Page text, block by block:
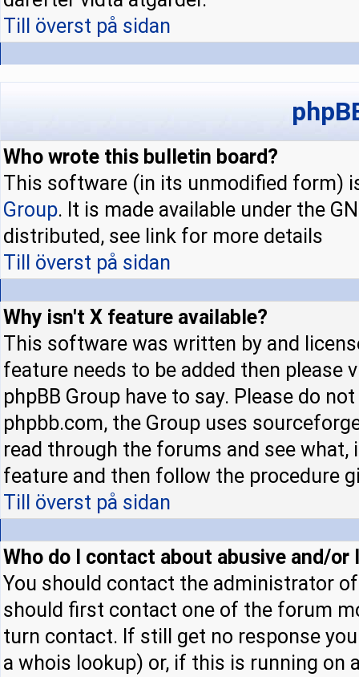
Till överst på sidan
Who wrote this bulletin board?
This software (in its unmodified form)
Group. It is made available under the
distributed, see link for more details
Till överst på sidan
Why isn't X feature available?
This software was written by and
feature needs to be added then please
phpBB Group have to say. Please do
phpbb.com, the Group uses
read through the forums and see
feature and then follow the procedure
Till överst på sidan
Who do I contact about abusive and/
You should contact the administrator
should first contact one of the forum
turn contact. If still get no response
a whois lookup) or, if this is running on